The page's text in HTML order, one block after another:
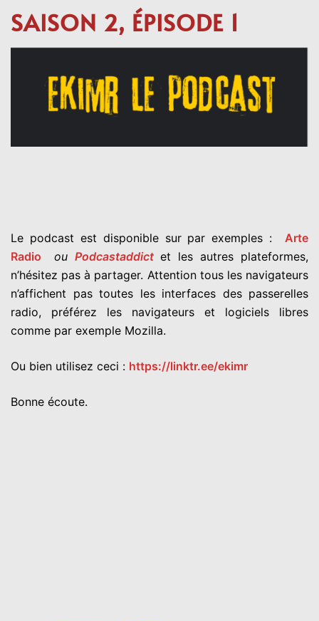
SAISON 2, ÉPISODE 1
Le podcast est disponible sur par exemples : Arte
Radio ou Podcastaddictet les autres plateformes,
n’hésitez pas à partager. Attention tous les navigateurs
n’affichent pas toutes les interfaces des passerelles
radio, préférez les navigateurs et logiciels libres
comme par exemple Mozilla.
Ou bien utilisez ceci : https://linktr.ee/ekimr
Bonne écoute.